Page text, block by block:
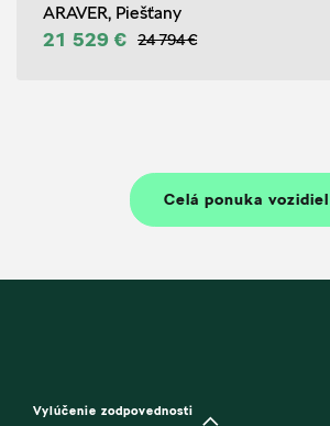
ARAVER, Piešťany
21 529 € 24 794 €
Celá ponuka vozidiel
Vylúčenie zodpovednosti